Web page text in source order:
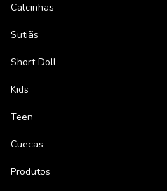
Calcinhas
Sutiãs
Short Doll
Kids
Teen
Cuecas
Produtos